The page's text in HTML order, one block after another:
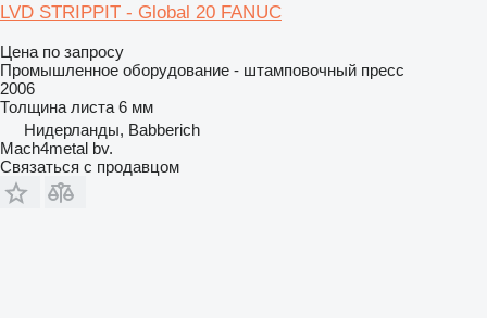
LVD STRIPPIT - Global 20 FANUC
Цена по запросу
Промышленное оборудование - штамповочный пресс
2006
Толщина листа 6 мм
Нидерланды, Babberich
Mach4metal bv.
Связаться с продавцом